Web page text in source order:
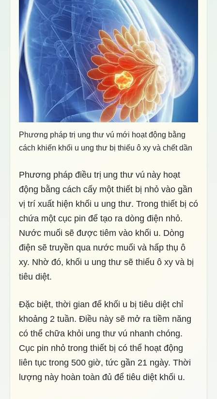
Phương pháp trị ung thư vú mới hoạt động bằng
cách khiến khối u ung thư bị thiếu ô xy và chết dần
Phương pháp điều trị ung thư vú này hoạt
động bằng cách cấy một thiết bị nhỏ vào gần
vị trí xuất hiện khối u ung thư. Trong thiết bị có
chứa một cục pin để tạo ra dòng điện nhỏ.
Nước muối sẽ được tiêm vào khối u. Dòng
điện sẽ truyền qua nước muối và hấp thụ ô
xy. Nhờ đó, khối u ung thư sẽ thiếu ô xy và bị
tiêu diệt.
Đặc biệt, thời gian để khối u bị tiêu diệt chỉ
khoảng 2 tuần. Điều này sẽ mở ra tiềm năng
có thể chữa khỏi ung thư vú nhanh chóng.
Cục pin nhỏ trong thiết bị có thể hoạt động
liên tục trong 500 giờ, tức gần 21 ngày. Thời
lượng này hoàn toàn đủ để tiêu diệt khối u.